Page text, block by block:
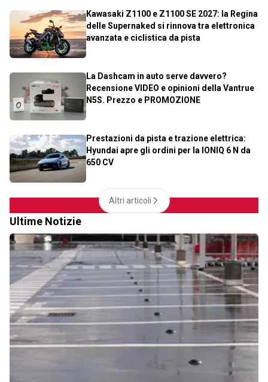
Kawasaki Z1100 e Z1100 SE 2027: la Regina
delle Supernaked si rinnova tra elettronica
avanzata e ciclistica da pista
La Dashcam in auto serve davvero?
Recensione VIDEO e opinioni della Vantrue
N5S. Prezzo e PROMOZIONE
Prestazioni da pista e trazione elettrica:
Hyundai apre gli ordini per la IONIQ 6 N da
650 CV
Altri articoli
Ultime Notizie